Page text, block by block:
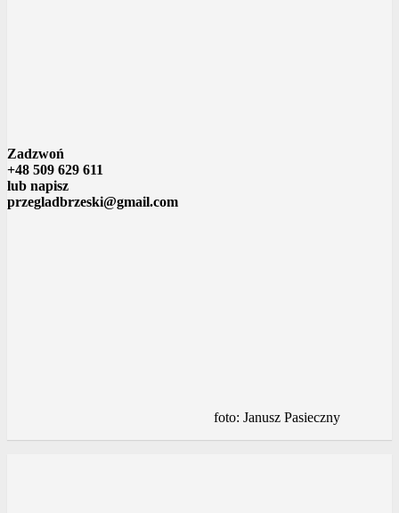
Zadzwoń
+48 509 629 611
lub napisz
przegladbrzeski@gmail.com
foto: Janusz Pasieczny